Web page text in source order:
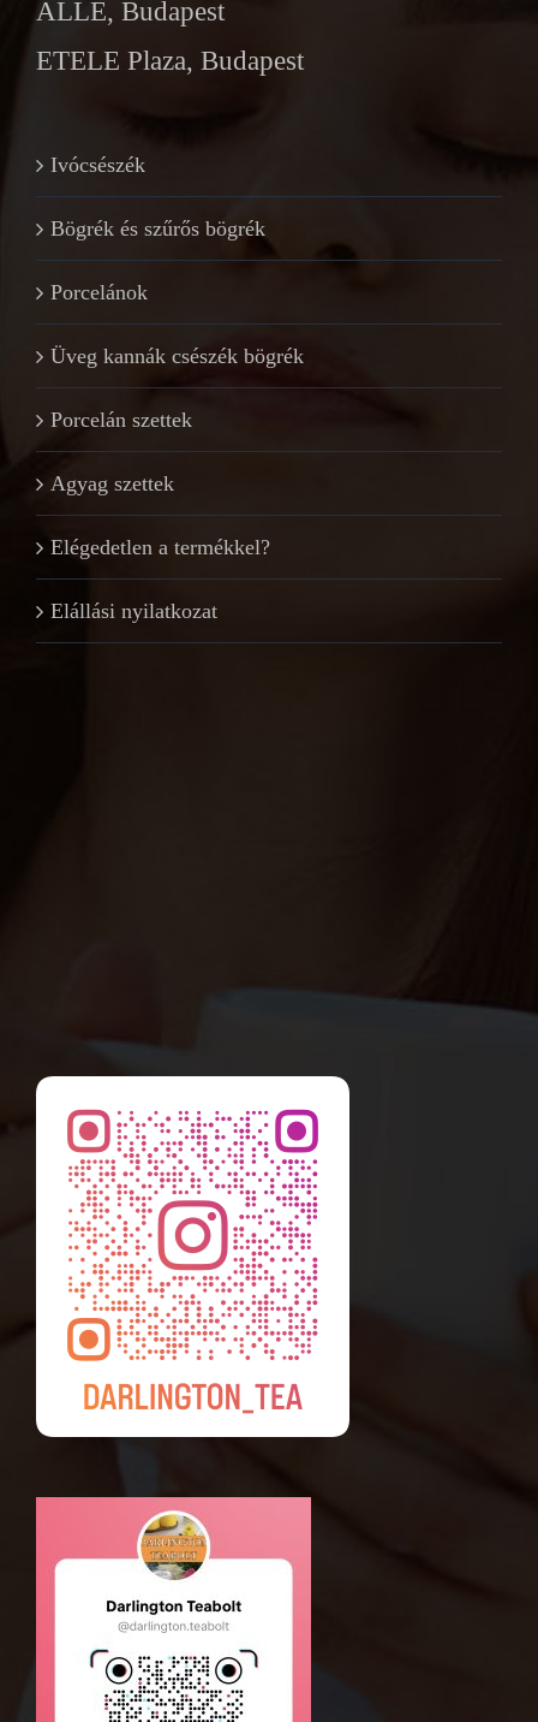
ALLE, Budapest
ETELE Plaza, Budapest
Ivócsészék
Bögrék és szűrős bögrék
Porcelánok
Üveg kannák csészék bögrék
Porcelán szettek
Agyag szettek
Elégedetlen a termékkel?
Elállási nyilatkozat